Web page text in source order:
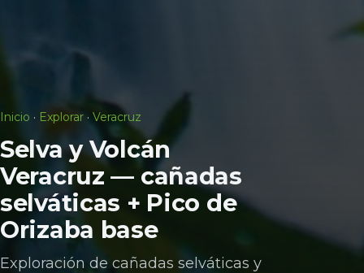
Inicio · Explorar · Veracruz
Selva y Volcán
Veracruz — cañadas
selváticas + Pico de
Orizaba base
Exploración de cañadas selváticas y